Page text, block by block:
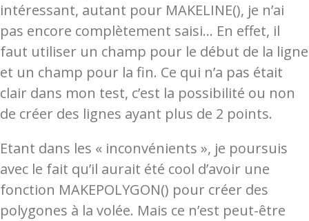
intéressant, autant pour MAKELINE(), je n’ai
pas encore complètement saisi… En effet, il
faut utiliser un champ pour le début de la ligne
et un champ pour la fin. Ce qui n’a pas était
clair dans mon test, c’est la possibilité ou non
de créer des lignes ayant plus de 2 points.
Etant dans les « inconvénients », je poursuis
avec le fait qu’il aurait été cool d’avoir une
fonction MAKEPOLYGON() pour créer des
polygones à la volée. Mais ce n’est peut-être